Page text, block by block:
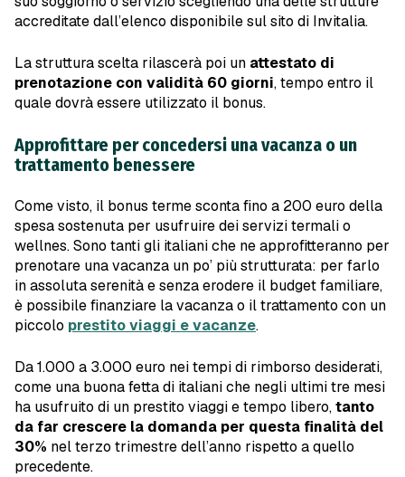
accreditate dall’elenco disponibile sul sito di Invitalia.
La struttura scelta rilascerà poi un attestato di
prenotazione con validità 60 giorni, tempo entro il
quale dovrà essere utilizzato il bonus.
Approfittare per concedersi una vacanza o un
trattamento benessere
Come visto, il bonus terme sconta fino a 200 euro della
spesa sostenuta per usufruire dei servizi termali o
wellnes. Sono tanti gli italiani che ne approfitteranno per
prenotare una vacanza un po’ più strutturata: per farlo
in assoluta serenità e senza erodere il budget familiare,
è possibile finanziare la vacanza o il trattamento con un
piccolo prestito viaggi e vacanze.
Da 1.000 a 3.000 euro nei tempi di rimborso desiderati,
come una buona fetta di italiani che negli ultimi tre mesi
ha usufruito di un prestito viaggi e tempo libero,tanto
da far crescere la domanda per questa finalità del
30% nel terzo trimestre dell’anno rispetto a quello
precedente.